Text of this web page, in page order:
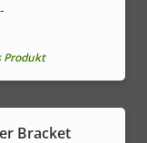
Produkt
Bracket